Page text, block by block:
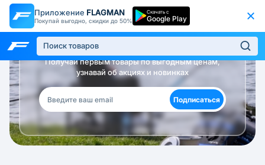
Приложение FLAGMAN
Покупай выгодно, скидки до 50%
Скачать с
Google Play
Будь в курсе!
Получай первым товары по выгодным ценам,
узнавай об акциях и новинках
Подписаться